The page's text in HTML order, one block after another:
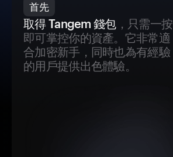
首先
取得 Tangem 錢包，只需一按
即可掌控你的資產。它非常適
合加密新手，同時也為有經驗
的用戶提供出色體驗。